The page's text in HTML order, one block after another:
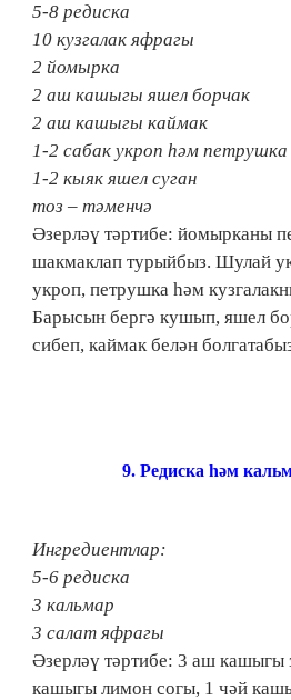
5-8 редиска
10 кузгалак яфрагы
2 йомырка
2 аш кашыгы яшел борчак
2 аш кашыгы каймак
1-2 сабак укроп һәм петрушка
1-2 кыяк яшел суган
тоз – тәменчә
Әзерләү тәртибе: йомырканы
шакмаклап турыйбыз. Шулай
укроп, петрушка һәм
Барысын бергә кушып, яшел
сибеп, каймак белән
9.​ Редиска һәм
Ингредиентлар:
5-6 редиска
3 кальмар
3 салат яфрагы
Әзерләү тәртибе: 3 аш кашыгы
кашыгы лимон согы, 1 чәй